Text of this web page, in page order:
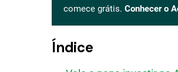
comece grátis. Conhecer o
Índice